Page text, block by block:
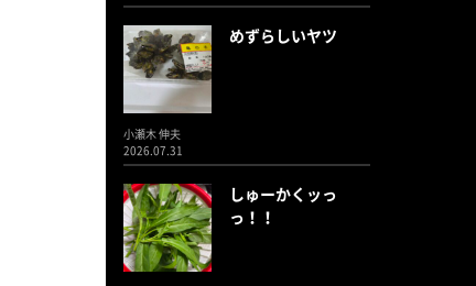
めずらしいヤツ
小瀬木 伸夫
2026.07.31
しゅーかくッっ
っ！！